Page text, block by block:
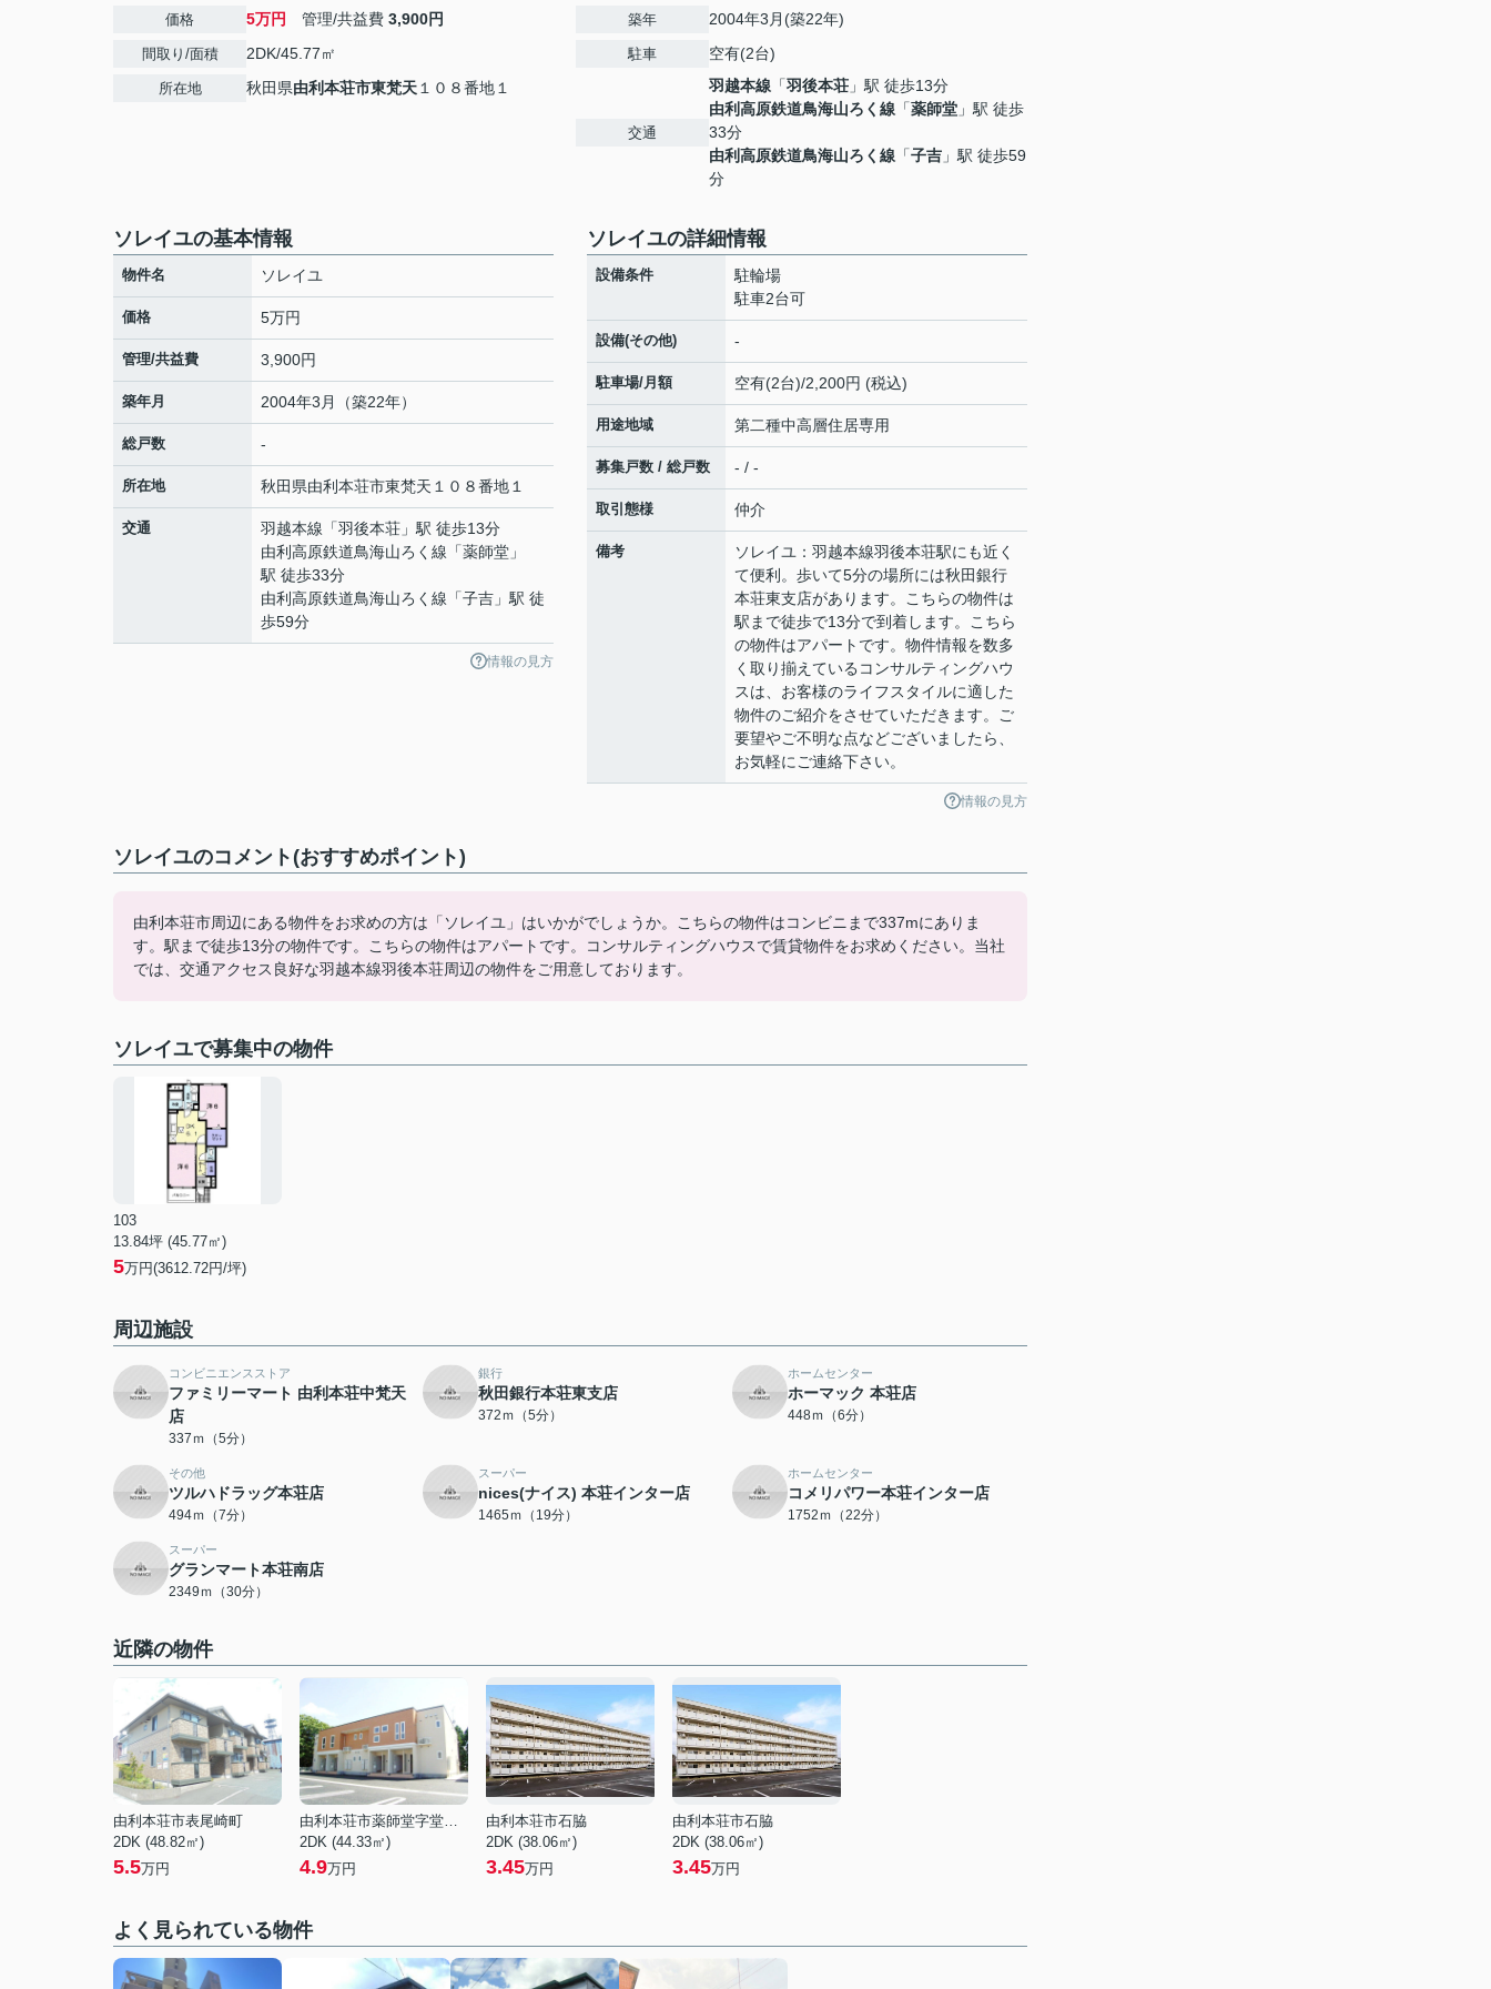
価格 5万円 管理/共益費 3,900円
間取り/面積 2DK/45.77㎡
所在地 秋田県由利本荘市東梵天 １０８番地１
築年 2004年3月(築22年)
駐車 空有(2台)
交通
羽越本線 「羽後本荘 」駅 徒歩13分
由利高原鉄道鳥海山ろく線 「薬師堂 」駅 徒歩
33分
由利高原鉄道鳥海山ろく線 「子吉 」駅 徒歩59
分
ソレイユの基本情報
物件名 ソレイユ
価格 5万円
管理/共益費 3,900円
築年月 2004年3月（築22年）
総戸数 -
所在地 秋田県由利本荘市東梵天 １０８番地１
交通 羽越本線 「羽後本荘 」駅 徒歩13分
由利高原鉄道鳥海山ろく線 「薬師堂 」
駅 徒歩33分
由利高原鉄道鳥海山ろく線 「子吉 」駅 徒
歩59分
情報の見方
ソレイユの詳細情報
設備条件
駐輪場
駐車2台可
設備(その他) -
駐車場/月額 空有(2台)/2,200円 (税込)
用途地域 第二種中高層住居専用
募集戸数 / 総戸数 - / -
取引態様 仲介
備考
ソレイユ：羽越本線羽後本荘駅にも近く
て便利。歩いて5分の場所には秋田銀行
本荘東支店があります。こちらの物件は
駅まで徒歩で13分で到着します。こちら
の物件はアパートです。物件情報を数多
く取り揃えているコンサルティングハウ
スは、お客様のライフスタイルに適した
物件のご紹介をさせていただきます。ご
要望やご不明な点などございましたら、
お気軽にご連絡下さい。
情報の見方
ソレイユのコメント(おすすめポイント)
由利本荘市周辺にある物件をお求めの方は「ソレイユ」はいかがでしょうか。こちらの物件はコンビニまで337mにありま
す。駅まで徒歩13分の物件です。こちらの物件はアパートです。コンサルティングハウスで賃貸物件をお求めください。当社
では、交通アクセス良好な羽越本線羽後本荘周辺の物件をご用意しております。
ソレイユで募集中の物件
103
13.84坪 (45.77㎡)
5万円(3612.72円/坪)
周辺施設
コンビニエンスストア
ファミリーマート 由利本荘中梵天
店
337ｍ（5分）
銀行
秋田銀行本荘東支店
372ｍ（5分）
ホームセンター
ホーマック 本荘店
448ｍ（6分）
その他
ツルハドラッグ本荘店
494ｍ（7分）
スーパー
nices(ナイス) 本荘インター店
1465ｍ（19分）
ホームセンター
コメリパワー本荘インター店
1752ｍ（22分）
スーパー
グランマート本荘南店
2349ｍ（30分）
近隣の物件
由利本荘市表尾崎町
2DK (48.82㎡)
5.5万円
由利本荘市薬師堂字堂ノ下
2DK (44.33㎡)
4.9万円
由利本荘市石脇
2DK (38.06㎡)
3.45万円
由利本荘市石脇
2DK (38.06㎡)
3.45万円
よく見られている物件